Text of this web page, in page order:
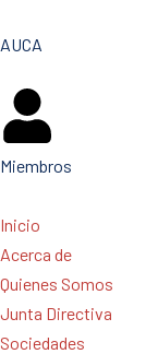
AUCA
Miembros
Inicio
Acerca de
Quienes Somos
Junta Directiva
Sociedades